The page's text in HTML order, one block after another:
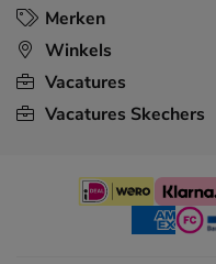
Merken
Winkels
Vacatures
Vacatures Skechers